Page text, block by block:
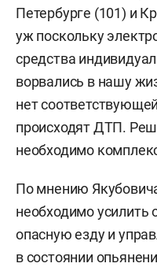
Петербурге (101) и
уж поскольку
средства
ворвались в нашу
нет
происходят ДТП.
необходимо
По мнению
необходимо усилить
опасную езду и
в состоянии